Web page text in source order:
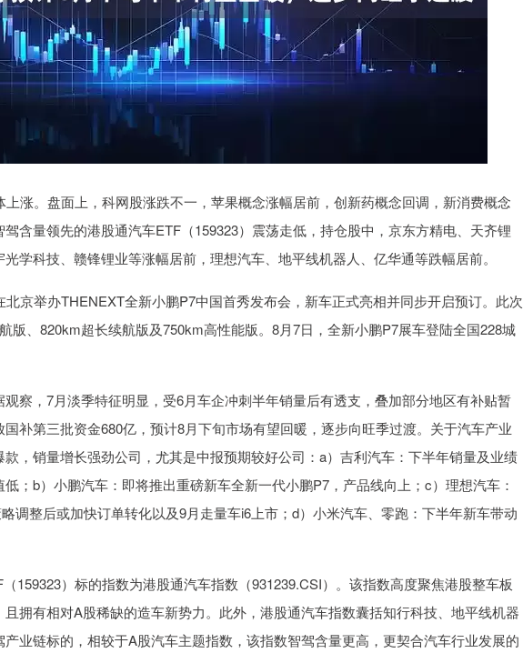
。盘面上，科网股涨跌不一，苹果概念涨幅居前，创新药概念回调，新消费概念
含量领先的港股通汽车ETF（159323）震荡走低，持仓股中，京东方精电、天齐锂
学科技、赣锋锂业等涨幅居前，理想汽车、地平线机器人、亿华通等跌幅居前。
举办THENEXT全新小鹏P7中国首秀发布会，新车正式亮相并同步开启预订。此次
版、820km超长续航版及750km高性能版。8月7日，全新小鹏P7展车登陆全国228城
，7月淡季特征明显，受6月车企冲刺半年销量后有透支，叠加部分地区有补贴暂
补第三批资金680亿，预计8月下旬市场有望回暖，逐步向旺季过渡。关于汽车产业
，销量增长强劲公司，尤其是中报预期较好公司：a）吉利汽车：下半年销量及业绩
；b）小鹏汽车：即将推出重磅新车全新一代小鹏P7，产品线向上；c）理想汽车：
调整后或加快订单转化以及9月走量车i6上市；d）小米汽车、零跑：下半年新车带动
）标的指数为港股通汽车指数（931239.CSI）。该指数高度聚焦港股整车板
拥有相对A股稀缺的造车新势力。此外，港股通汽车指数囊括知行科技、地平线机器
业链标的，相较于A股汽车主题指数，该指数智驾含量更高，更契合汽车行业发展的